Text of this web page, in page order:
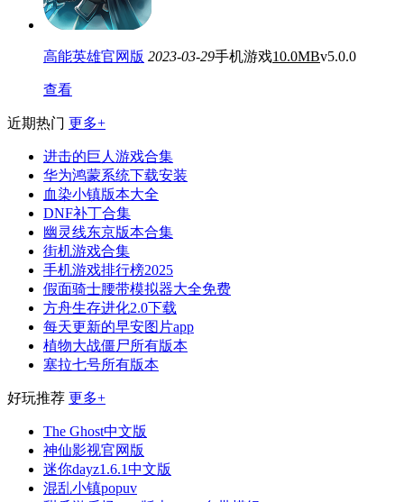
高能英雄官网版 2023-03-29手机游戏10.0MBv5.0.0
查看
近期热门 更多+
进击的巨人游戏合集
华为鸿蒙系统下载安装
血染小镇版本大全
DNF补丁合集
幽灵线东京版本合集
街机游戏合集
手机游戏排行榜2025
假面骑士腰带模拟器大全免费
方舟生存进化2.0下载
每天更新的早安图片app
植物大战僵尸所有版本
塞拉七号所有版本
好玩推荐 更多+
The Ghost中文版
神仙影视官网版
迷你dayz1.6.1中文版
混乱小镇popuv